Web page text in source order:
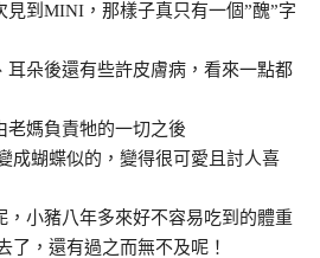
見到MINI，那樣子真只有一個”醜”字
耳朵後還有些許皮膚病，看來一點都
老媽負責牠的一切之後
成蝴蝶似的，變得很可愛且討人喜
，小豬八年多來好不容易吃到的體重
了，還有過之而無不及呢！